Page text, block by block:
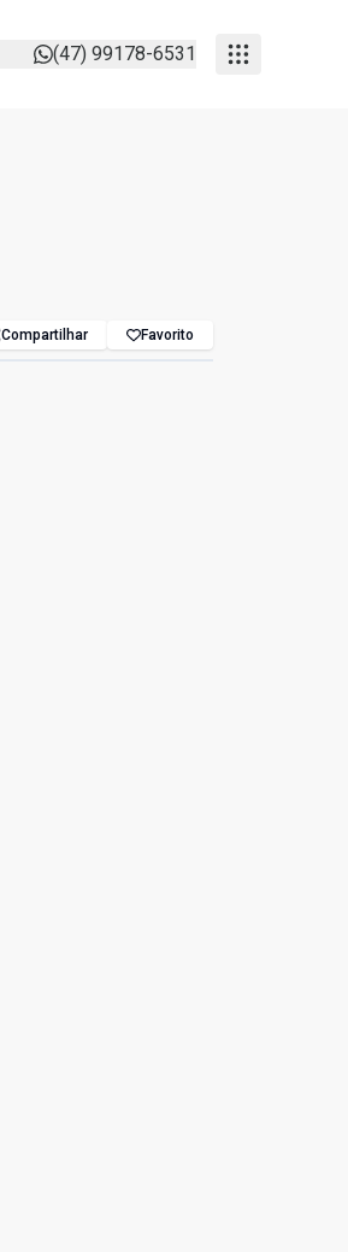
(47) 99178-6531
Compartilhar Favorito